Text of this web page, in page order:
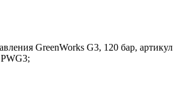
GreenWorks G3, 120 бар, артикул